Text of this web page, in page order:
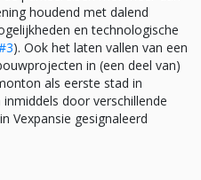
houdend met dalend
en technologische
). Ook het laten vallen van een
in (een deel van)
als eerste stad in
door verschillende
Vexpansie gesignaleerd